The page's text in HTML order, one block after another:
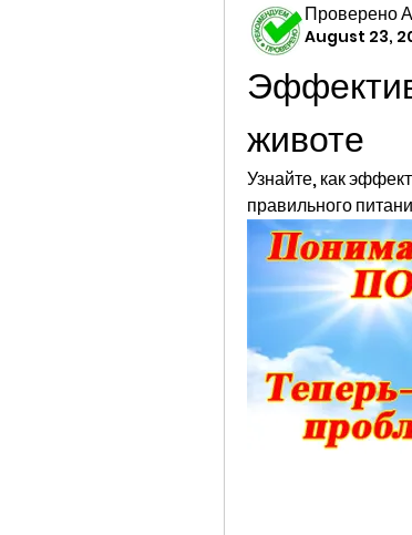
Проверено
August 23,
животе
Узнайте, как
правильного